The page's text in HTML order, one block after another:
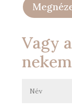
Vagy